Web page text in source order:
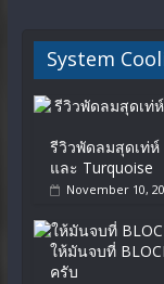
System
รีวิวพัดลมสุดเท่ห์
และ Turquoise
November 10,
ให้มันจบที่
ครับ